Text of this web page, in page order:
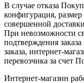
В случае отказа
конфигурация, размер
совершенной
При невозможности
подтверждения
заказа, интернет-
перевозчика за счет
Интернет-магазин